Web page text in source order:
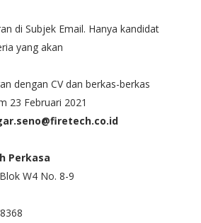
di Subjek Email. Hanya kandidat
yang akan
dengan CV dan berkas-berkas
23 Februari 2021
Perkasa
W4 No. 8-9